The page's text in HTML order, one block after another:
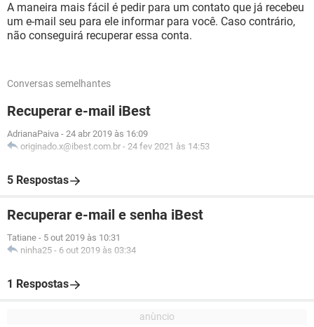
A maneira mais fácil é pedir para um contato que já recebeu
um e-mail seu para ele informar para você. Caso contrário,
não conseguirá recuperar essa conta.
Conversas semelhantes
Recuperar e-mail iBest
AdrianaPaiva - 24 abr 2019 às 16:09
originado.x@ibest.com.br - 24 fev 2021 às 14:53
5 Respostas
Recuperar e-mail e senha iBest
Tatiane - 5 out 2019 às 10:31
ninha25 - 6 out 2019 às 03:34
1 Respostas